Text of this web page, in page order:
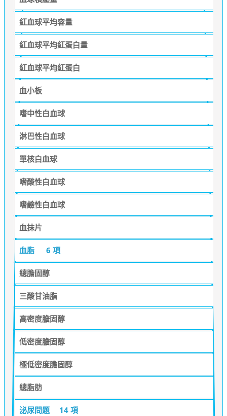
紅血球平均容量
紅血球平均紅蛋白量
紅血球平均紅蛋白
血小板
嗜中性白血球
淋巴性白血球
單核白血球
嗜酸性白血球
嗜鹼性白血球
血抹片
血脂 6 項
總膽固醇
三酸甘油脂
高密度膽固醇
低密度膽固醇
極低密度膽固醇
總脂肪
泌尿問題 14 項